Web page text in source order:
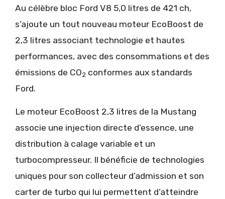
Au célèbre bloc Ford V8 5,0 litres de 421 ch,
s’ajoute un tout nouveau moteur EcoBoost de
2,3 litres associant technologie et hautes
performances, avec des consommations et des
émissions de CO2 conformes aux standards
Ford.
Le moteur EcoBoost 2,3 litres de la Mustang
associe une injection directe d’essence, une
distribution à calage variable et un
turbocompresseur. Il bénéficie de technologies
uniques pour son collecteur d’admission et son
carter de turbo qui lui permettent d’atteindre